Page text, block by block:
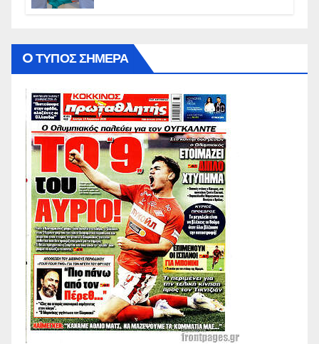
O ΤΥΠΟΣ ΣΗΜΕΡΑ